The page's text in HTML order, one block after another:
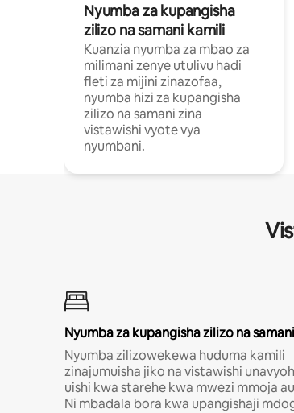
Nyumba za kupangisha
zilizo na samani kamili
Kuanzia nyumba za mbao za
milimani zenye utulivu hadi
fleti za mijini zinazofaa,
nyumba hizi za kupangisha
zilizo na samani zina
vistawishi vyote vya
nyumbani.
Nyumba za kupangisha zilizo na samani
Nyumba zilizowekewa huduma kamili
zinajumuisha jiko na vistawishi
uishi kwa starehe kwa mwezi mmoja
Ni mbadala bora kwa upangishaji